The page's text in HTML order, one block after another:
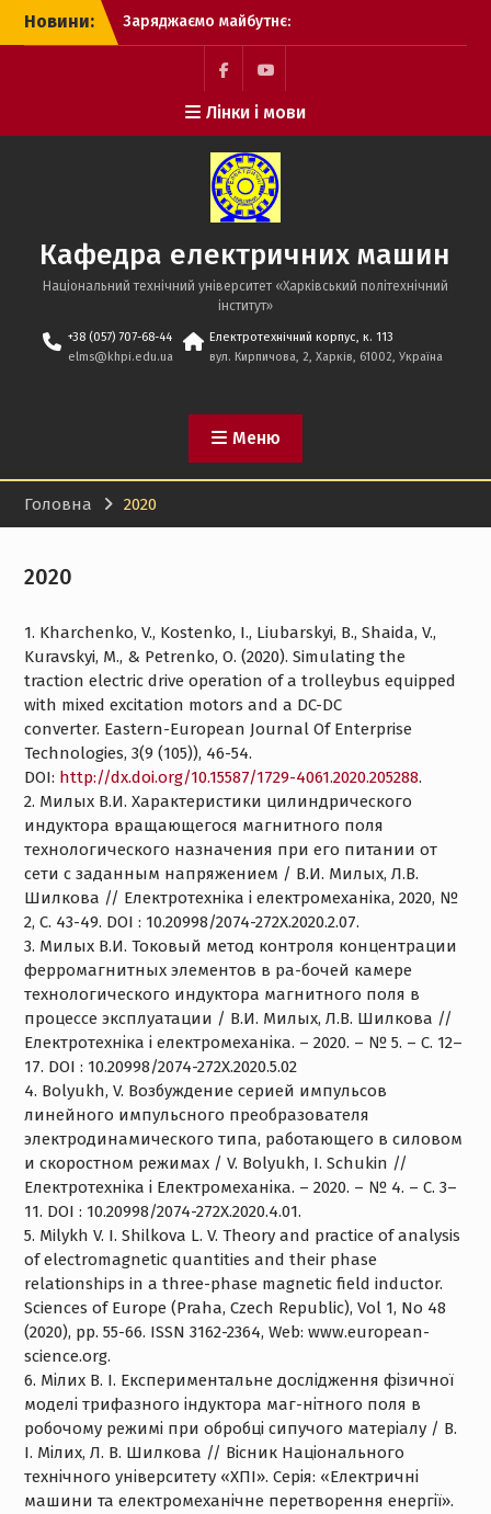
Перейти
Новини:
Заряджаємо майбутнє:
потужний STEM-інтенсив
у Височанському ліцеї
STEM-освіта в дії.
Покотилівський ліцей
Захист кваліфікаціійних
робіт бакалаврів
FacebookYouTube
Лінки і мови
Кафедра електричних машин
Національний технічний університет «Харківський політехнічний
iнститут»
+38 (057) 707-68-44
elms@khpi.edu.ua
Електротехнічний корпус, к. 113
вул. Кирпичова, 2, Харків, 61002, Україна
Меню
Головна 2020
2020
1. Kharchenko, V., Kostenko, I., Liubarskyi, B., Shaida, V.,
Kuravskyi, M., & Petrenko, О. (2020). Simulating the
traction electric drive operation of a trolleybus equipped
with mixed excitation motors and a DC-DC
converter. Eastern-European Journal Of Enterprise
Technologies, 3(9 (105)), 46-54.
DOI: http://dx.doi.org/10.15587/1729-4061.2020.205288.
2. Милых В.И. Характеристики цилиндрического
индуктора вращающегося магнитного поля
технологического назначения при его питании от
сети с заданным напряжением / В.И. Милых, Л.В.
Шилкова // Електротехніка і електромеханіка, 2020, №
2, С. 43-49. DOI : 10.20998/2074-272X.2020.2.07.
3. Милых В.И. Токовый метод контроля концентрации
ферромагнитных элементов в ра-бочей камере
технологического индуктора магнитного поля в
процессе эксплуатации / В.И. Милых, Л.В. Шилкова //
Електротехніка і електромеханіка. – 2020. – № 5. – С. 12–
17. DOI : 10.20998/2074-272X.2020.5.02
4. Bolyukh, V. Возбуждение серией импульсов
линейного импульсного преобразователя
электродинамического типа, работающего в силовом
и скоростном режимах / V. Bolyukh, I. Schukin //
Електротехніка і Електромеханіка. – 2020. – № 4. – С. 3–
11. DOI : 10.20998/2074-272X.2020.4.01.
5. Milykh V. I. Shilkova L. V. Theory and practice of analysis
of electromagnetic quantities and their phase
relationships in a three-phase magnetic field inductor.
Sciences of Europe (Praha, Czech Republic), Vol 1, No 48
(2020), pp. 55-66. ISSN 3162-2364, Web: www.european-
science.org.
6. Мілих В. І. Експериментальне дослідження фізичної
моделі трифазного індуктора маг-нітного поля в
робочому режимі при обробці сипучого матеріалу / В.
І. Мілих, Л. В. Шилкова // Вісник Національного
технічного університету «ХПІ». Серія: «Електричні
машини та електромеханічне перетворення енергії».